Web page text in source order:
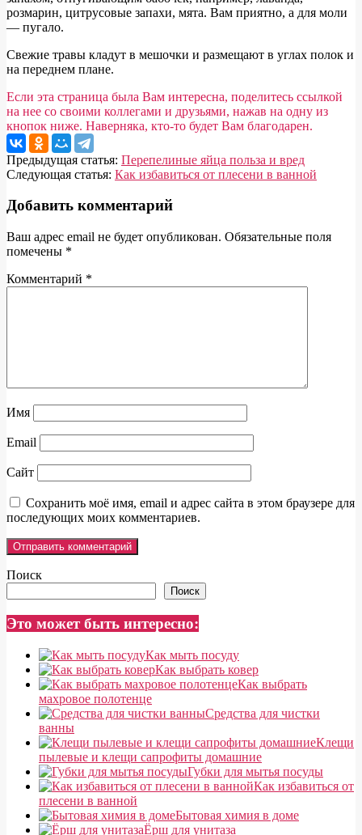
розмарин, цитрусовые запахи, мята. Вам приятно, а для моли
— пугало.
Свежие травы кладут в мешочки и размещают в углах полок и
на переднем плане.
Если эта страница была Вам интересна, поделитесь ссылкой
на нее со своими коллегами и друзьями, нажав на одну из
кнопок ниже. Наверняка, кто-то будет Вам благодарен.
2017-
02-
Предыдущая статья: Перепелиные яйца польза и вред
Следующая статья: Как избавиться от плесени в ванной
Добавить комментарий
Ваш адрес email не будет опубликован. Обязательные поля
помечены *
Комментарий *
Имя
Email
Сайт
Сохранить моё имя, email и адрес сайта в этом браузере для
последующих моих комментариев.
Поиск
Поиск
Это может быть интересно:
Как мыть посуду
Как выбрать ковер
Как выбрать
махровое полотенце
Средства для чистки
ванны
Клещи
пылевые и клещи сапрофиты домашние
Губки для мытья посуды
Как избавиться от
плесени в ванной
Бытовая химия в доме
Ёрш для унитаза